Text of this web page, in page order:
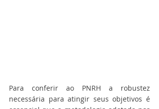
Para conferir ao PNRH a robustez
necessária para atingir seus objetivos é